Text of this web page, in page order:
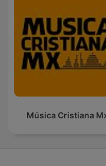
Música Cristiana